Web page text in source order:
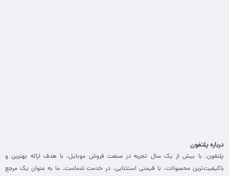
درباره پلتفون
پلتفون، با بیش از یک سال تجربه در صنعت فروش موبایل، با هدف ارائه بهترین و
باکیفیت‌ترین محصولات، با قیمتی استثنایی، در خدمت شماست. ما به عنوان یک مرجع